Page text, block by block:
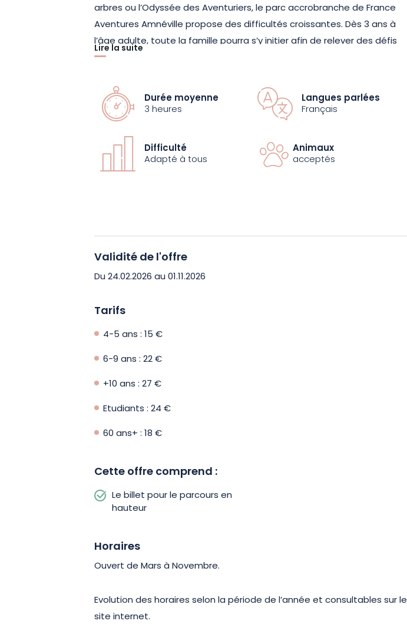
arbres ou l’Odyssée des Aventuriers, le parc accrobranche de France
Aventures Amnéville propose des difficultés croissantes. Dès 3 ans à
l’âge adulte, toute la famille pourra s’y initier afin de relever des défis
en hauteur. Chaque niveau a été spécialement conçu pour assurer la
présence d’un adulte responsable dans les arbres ou au sol est
obligatoire.
Accessible en illimité, le parc accrobranche peut être combiné avec
d’autres activités au sol. Chasse au trésor, Archery Tag et Laser Game
Outdoor.
Lire la suite
Durée moyenne
3 heures
Langues parlées
Français
Difficulté
Adapté à tous
Animaux
acceptés
Validité de l'offre
Du 24.02.2026 au 01.11.2026
Tarifs
4-5 ans : 15 €
6-9 ans : 22 €
+10 ans : 27 €
Etudiants : 24 €
60 ans+ : 18 €
Cette offre comprend :
Le billet pour le parcours en
hauteur
Horaires
Ouvert de Mars à Novembre.
Evolution des horaires selon la période de l’année et consultables sur le
site internet.